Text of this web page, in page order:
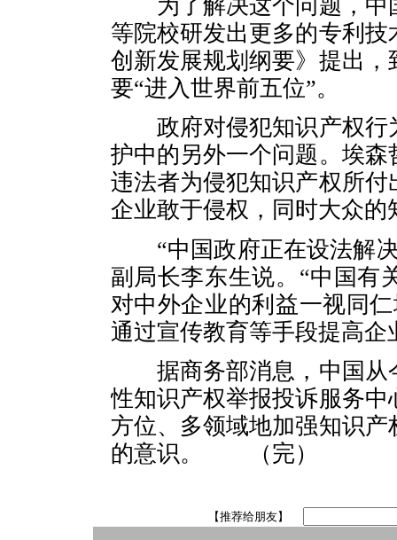
为了解决这个问题，中
等院校研发出更多的专利
创新发展规划纲要》提出
要“进入世界前五位”。
政府对侵犯知识产权行
护中的另外一个问题。埃
违法者为侵犯知识产权所
企业敢于侵权，同时大众
“中国政府正在设法解决
副局长李东生说。“中国有
对中外企业的利益一视同
通过宣传教育等手段提高
据商务部消息，中国从
性知识产权举报投诉服务
方位、多领域地加强知识
的意识。 （完）
【推荐给朋友】